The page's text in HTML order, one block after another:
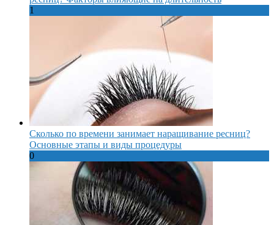
1
Сколько по времени занимает наращивание ресниц?
Основные этапы и виды процедуры
0